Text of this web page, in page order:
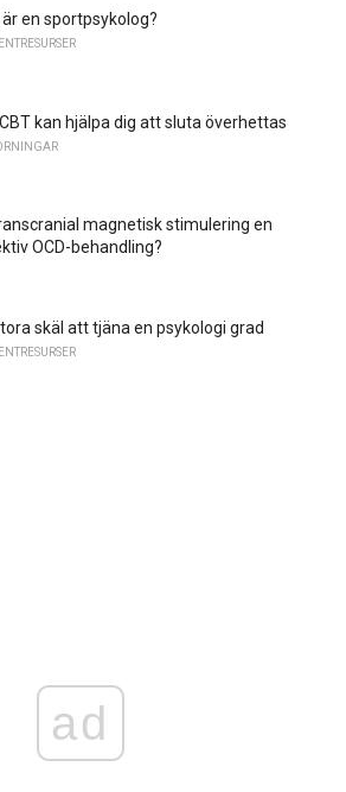
en sportpsykolog?
kan hjälpa dig att sluta överhettas
magnetisk stimulering en
OCD-behandling?
skäl att tjäna en psykologi grad
ad